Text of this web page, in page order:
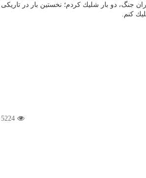
جنگ، دو بار شلیك كردم؛ نخستین بار در
كنم.
5224